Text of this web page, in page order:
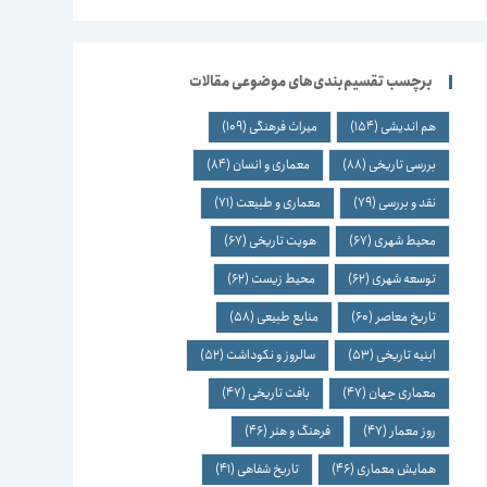
برچسب تقسیم‌بندی‌های موضوعی مقالات
هم اندیشی (154) میراث فرهنگی (109)
بررسی تاریخی (88) معماری و انسان (84)
نقد و بررسی (79) معماری و طبیعت (71)
محیط شهری (67) هویت تاریخی (67)
توسعه شهری (62) محیط زیست (62)
تاریخ معاصر (60) منابع طبیعی (58)
ابنیه تاریخی (53) سالروز و نکوداشت (52)
معماری جهان (47) بافت تاریخی (47)
روز معمار (47) فرهنگ و هنر (46)
همایش معماری (46) تاریخ شفاهی (41)